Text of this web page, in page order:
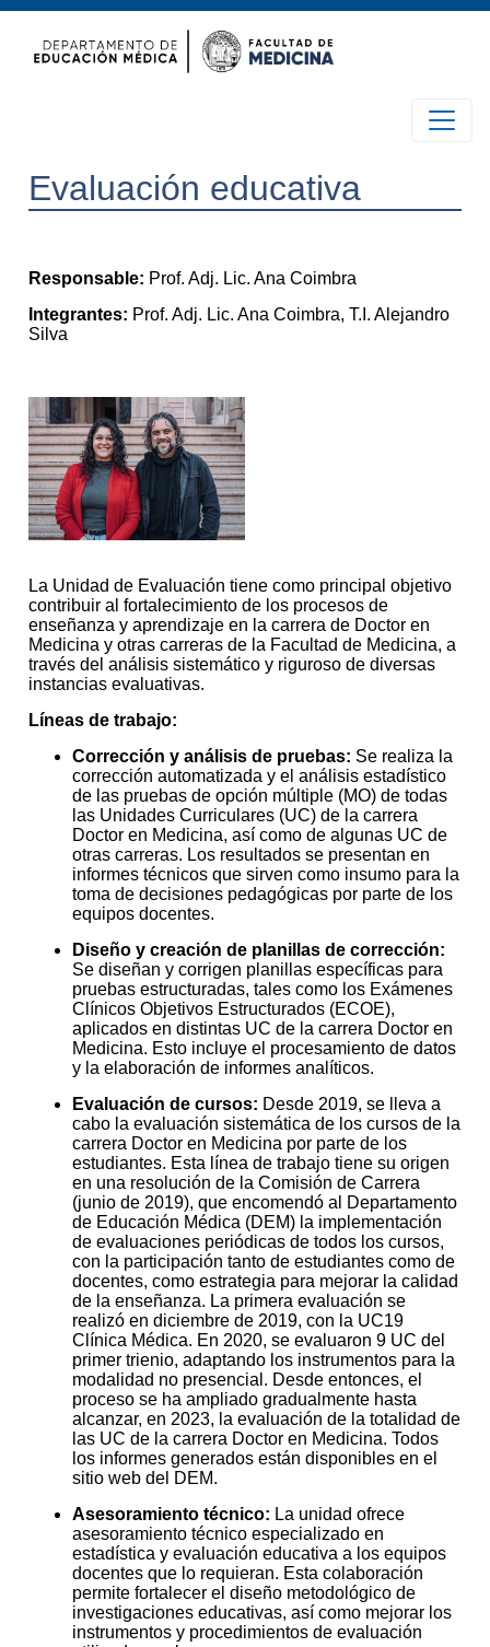
Evaluación educativa
Responsable: Prof. Adj. Lic. Ana Coimbra
Integrantes: Prof. Adj. Lic. Ana Coimbra, T.I. Alejandro
Silva
La Unidad de Evaluación tiene como principal objetivo
contribuir al fortalecimiento de los procesos de
enseñanza y aprendizaje en la carrera de Doctor en
Medicina y otras carreras de la Facultad de Medicina, a
través del análisis sistemático y riguroso de diversas
instancias evaluativas.
Líneas de trabajo:
Corrección y análisis de pruebas: Se realiza la
corrección automatizada y el análisis estadístico
de las pruebas de opción múltiple (MO) de todas
las Unidades Curriculares (UC) de la carrera
Doctor en Medicina, así como de algunas UC de
otras carreras. Los resultados se presentan en
informes técnicos que sirven como insumo para la
toma de decisiones pedagógicas por parte de los
equipos docentes.
Diseño y creación de planillas de corrección:
Se diseñan y corrigen planillas específicas para
pruebas estructuradas, tales como los Exámenes
Clínicos Objetivos Estructurados (ECOE),
aplicados en distintas UC de la carrera Doctor en
Medicina. Esto incluye el procesamiento de datos
y la elaboración de informes analíticos.
Evaluación de cursos: Desde 2019, se lleva a
cabo la evaluación sistemática de los cursos de la
carrera Doctor en Medicina por parte de los
estudiantes. Esta línea de trabajo tiene su origen
en una resolución de la Comisión de Carrera
(junio de 2019), que encomendó al Departamento
de Educación Médica (DEM) la implementación
de evaluaciones periódicas de todos los cursos,
con la participación tanto de estudiantes como de
docentes, como estrategia para mejorar la calidad
de la enseñanza. La primera evaluación se
realizó en diciembre de 2019, con la UC19
Clínica Médica. En 2020, se evaluaron 9 UC del
primer trienio, adaptando los instrumentos para la
modalidad no presencial. Desde entonces, el
proceso se ha ampliado gradualmente hasta
alcanzar, en 2023, la evaluación de la totalidad de
las UC de la carrera Doctor en Medicina. Todos
los informes generados están disponibles en el
sitio web del DEM.
Asesoramiento técnico: La unidad ofrece
asesoramiento técnico especializado en
estadística y evaluación educativa a los equipos
docentes que lo requieran. Esta colaboración
permite fortalecer el diseño metodológico de
investigaciones educativas, así como mejorar los
instrumentos y procedimientos de evaluación